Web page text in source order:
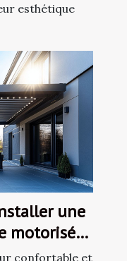
esthétique
une
motorisée
confortable et